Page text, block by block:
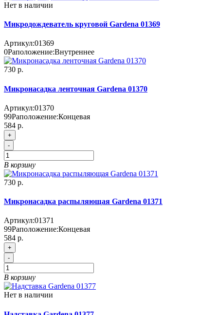
Нет в наличии
Микродождеватель круговой Gardena 01369
Артикул:01369
0Раположение:Внутреннее
730 р.
Микронасадка ленточная Gardena 01370
Артикул:01370
99Раположение:Концевая
584 р.
+
-
В корзину
730 р.
Микронасадка распыляющая Gardena 01371
Артикул:01371
99Раположение:Концевая
584 р.
+
-
В корзину
Нет в наличии